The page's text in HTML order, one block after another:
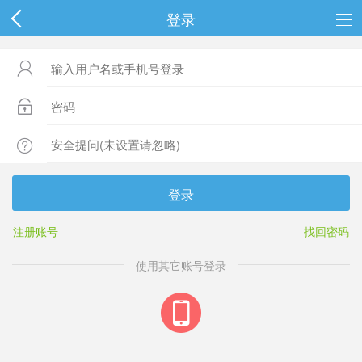
登录



登录
注册账号 找回密码
使用其它账号登录